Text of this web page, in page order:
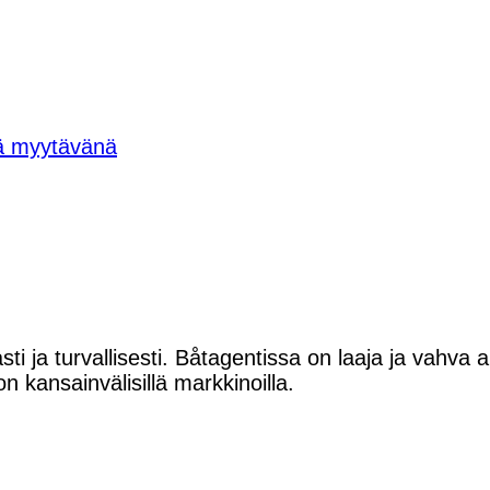
myytävänä
ja turvallisesti. Båtagentissa on laaja ja vahva
kansainvälisillä markkinoilla.